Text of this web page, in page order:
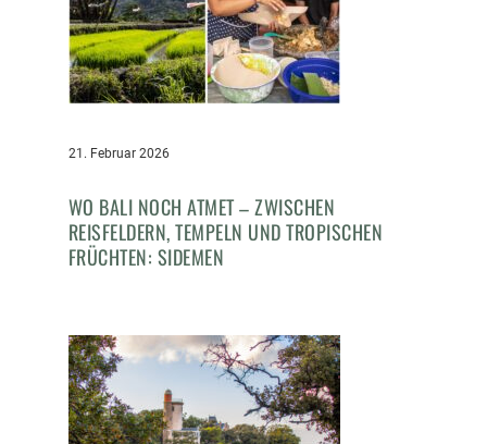
21. Februar 2026
WO BALI NOCH ATMET – ZWISCHEN
REISFELDERN, TEMPELN UND TROPISCHEN
FRÜCHTEN: SIDEMEN